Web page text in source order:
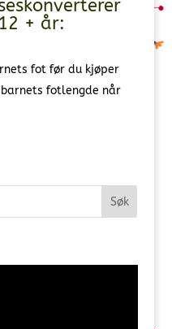
+ år:
fot før du kjøper
fotlengde når